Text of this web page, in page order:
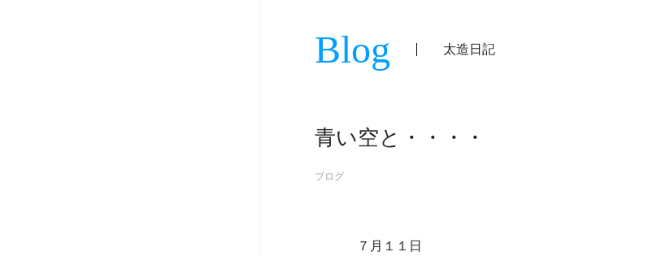
Blog 太造日記
青い空と・・・・
ブログ